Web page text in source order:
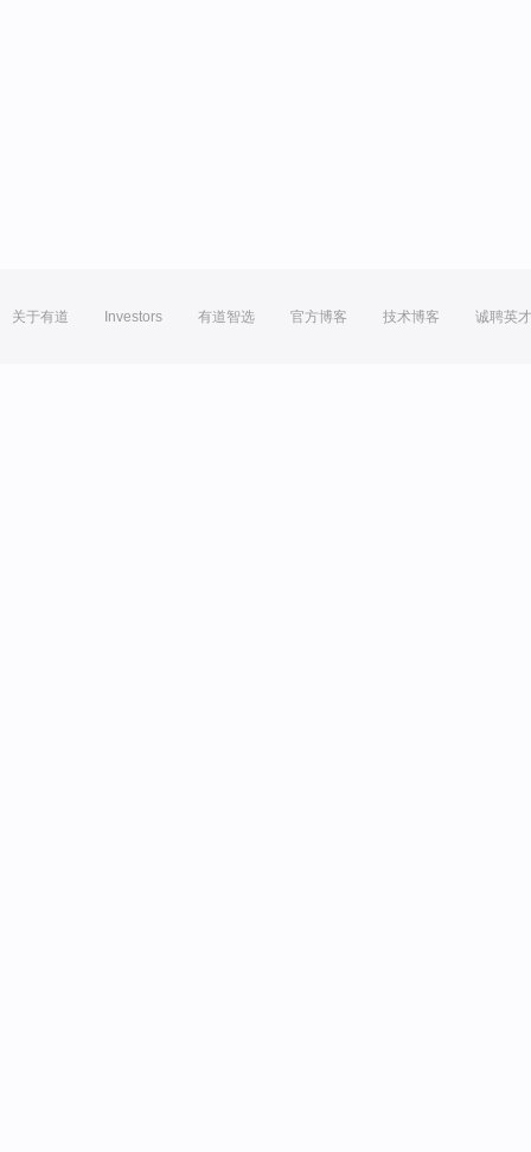
关于有道 Investors 有道智选 官方博客 技术博客 诚聘英才